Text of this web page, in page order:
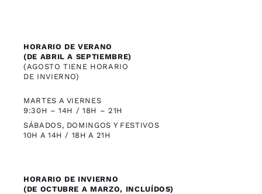
HORARIO DE VERANO
(DE ABRIL A SEPTIEMBRE)
(AGOSTO TIENE HORARIO
DE INVIERNO)
MARTES A VIERNES
9:30H – 14H / 18H – 21H
SÁBADOS, DOMINGOS Y FESTIVOS
10H A 14H / 18H A 21H
HORARIO DE INVIERNO
(DE OCTUBRE A MARZO, INCLUÍDOS)